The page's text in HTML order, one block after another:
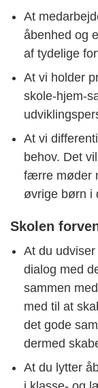
At
åbenhed og
af tydelige
At vi holder
skole-hjem-
At vi
behov. Det
færre møder
øvrige børn i
Skolen
At du
dialog med
sammen
med til at
det gode
dermed
At du lytter